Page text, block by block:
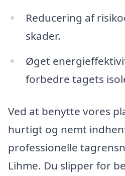
Reducering af
skader.
Øget
forbedre tagets
Ved at benytte vores
hurtigt og nemt
professionelle
Lihme. Du slipper for